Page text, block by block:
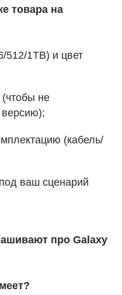
товара на
512/1TB) и цвет
не
версию);
(кабель/
ваш сценарий
про Galaxy